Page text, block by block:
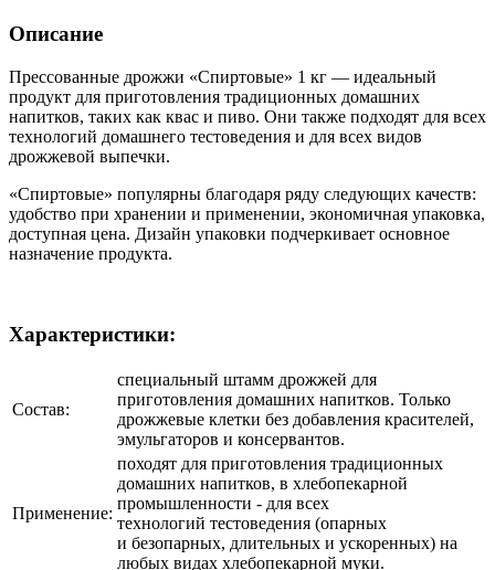
Описание
Прессованные дрожжи «Спиртовые» 1 кг — идеальный
продукт для приготовления традиционных домашних
напитков, таких как квас и пиво. Они также подходят для всех
технологий домашнего тестоведения и для всех видов
дрожжевой выпечки.
«Спиртовые» популярны благодаря ряду следующих качеств:
удобство при хранении и применении, экономичная упаковка,
доступная цена. Дизайн упаковки подчеркивает основное
назначение продукта.
Характеристики:
Состав:
специальный штамм дрожжей для
приготовления домашних напитков. Только
дрожжевые клетки без добавления красителей,
эмульгаторов и консервантов.
Применение:
походят для приготовления традиционных
домашних напитков, в хлебопекарной
промышленности - для всех
технологий тестоведения (опарных
и безопарных, длительных и ускоренных) на
любых видах хлебопекарной муки.